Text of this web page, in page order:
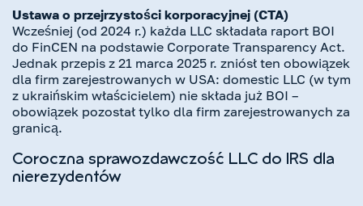
Ustawa o przejrzystości korporacyjnej (CTA)
Wcześniej (od 2024 r.) każda LLC składała raport BOI
do FinCEN na podstawie Corporate Transparency Act.
Jednak przepis z 21 marca 2025 r. zniósł ten obowiązek
dla firm zarejestrowanych w USA: domestic LLC (w tym
z ukraińskim właścicielem) nie składa już BOI –
obowiązek pozostał tylko dla firm zarejestrowanych za
granicą.
Coroczna sprawozdawczość LLC do IRS dla
nierezydentów